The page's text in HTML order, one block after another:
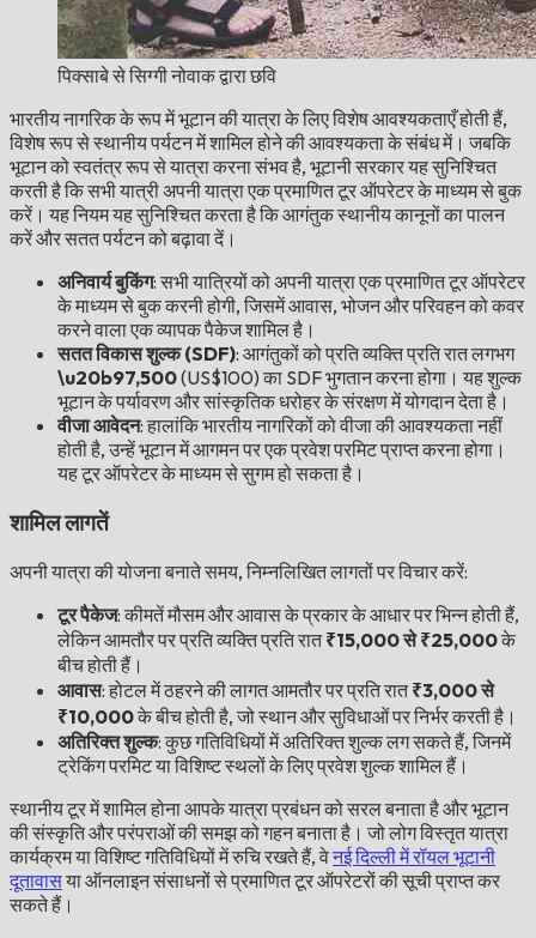
पिक्साबे से सिग्गी नोवाक द्वारा छवि
भारतीय नागरिक के रूप में भूटान की यात्रा के लिए विशेष आवश्यकताएँ होती हैं,
विशेष रूप से स्थानीय पर्यटन में शामिल होने की आवश्यकता के संबंध में। जबकि
भूटान को स्वतंत्र रूप से यात्रा करना संभव है, भूटानी सरकार यह सुनिश्चित
करती है कि सभी यात्री अपनी यात्रा एक प्रमाणित टूर ऑपरेटर के माध्यम से बुक
करें। यह नियम यह सुनिश्चित करता है कि आगंतुक स्थानीय कानूनों का पालन
करें और सतत पर्यटन को बढ़ावा दें।
अनिवार्य बुकिंग: सभी यात्रियों को अपनी यात्रा एक प्रमाणित टूर ऑपरेटर
के माध्यम से बुक करनी होगी, जिसमें आवास, भोजन और परिवहन को कवर
करने वाला एक व्यापक पैकेज शामिल है।
सतत विकास शुल्क (SDF): आगंतुकों को प्रति व्यक्ति प्रति रात लगभग
\u20b97,500(US$100) का SDF भुगतान करना होगा। यह शुल्क
भूटान के पर्यावरण और सांस्कृतिक धरोहर के संरक्षण में योगदान देता है।
वीजा आवेदन: हालांकि भारतीय नागरिकों को वीजा की आवश्यकता नहीं
होती है, उन्हें भूटान में आगमन पर एक प्रवेश परमिट प्राप्त करना होगा।
यह टूर ऑपरेटर के माध्यम से सुगम हो सकता है।
शामिल लागतें
अपनी यात्रा की योजना बनाते समय, निम्नलिखित लागतों पर विचार करें:
टूर पैकेज: कीमतें मौसम और आवास के प्रकार के आधार पर भिन्न होती हैं,
लेकिन आमतौर पर प्रति व्यक्ति प्रति रात₹15,000 से ₹25,000के
बीच होती हैं।
आवास: होटल में ठहरने की लागत आमतौर पर प्रति रात₹3,000 से
₹10,000के बीच होती है, जो स्थान और सुविधाओं पर निर्भर करती है।
अतिरिक्त शुल्क: कुछ गतिविधियों में अतिरिक्त शुल्क लग सकते हैं, जिनमें
ट्रेकिंग परमिट या विशिष्ट स्थलों के लिए प्रवेश शुल्क शामिल हैं।
स्थानीय टूर में शामिल होना आपके यात्रा प्रबंधन को सरल बनाता है और भूटान
की संस्कृति और परंपराओं की समझ को गहन बनाता है। जो लोग विस्तृत यात्रा
कार्यक्रम या विशिष्ट गतिविधियों में रुचि रखते हैं, वेनई दिल्ली में रॉयल भूटानी
दूतावासया ऑनलाइन संसाधनों से प्रमाणित टूर ऑपरेटरों की सूची प्राप्त कर
सकते हैं।